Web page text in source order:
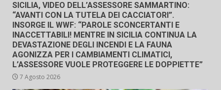
SICILIA, VIDEO DELL’ASSESSORE SAMMARTINO:
“AVANTI CON LA TUTELA DEI CACCIATORI”.
INSORGE IL WWF: “PAROLE SCONCERTANTI E
INACCETTABILI! MENTRE IN SICILIA CONTINUA LA
DEVASTAZIONE DEGLI INCENDI E LA FAUNA
AGONIZZA PER I CAMBIAMENTI CLIMATICI,
L’ASSESSORE VUOLE PROTEGGERE LE DOPPIETTE”
7 Agosto 2026